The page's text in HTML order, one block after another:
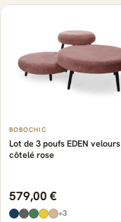
BOBOCHIC
Lot de 3 poufs EDEN velours
côtelé rose
579,00 €
+3